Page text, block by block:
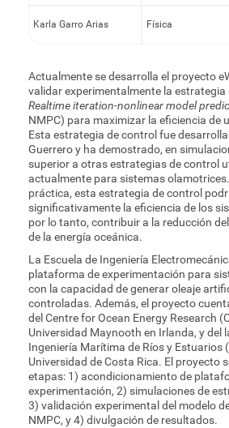
Karla Garro Arias Física
Actualmente se desarrolla el proyecto
validar experimentalmente la
Realtime iteration-nonlinear model
NMPC) para maximizar la eficiencia de
Esta estrategia de control fue
Guerrero y ha demostrado, en
superior a otras estrategias de control
actualmente para sistemas
práctica, esta estrategia de control
significativamente la eficiencia de los
por lo tanto, contribuir a la reducción
de la energía oceánica.
La Escuela de Ingeniería
plataforma de experimentación para
con la capacidad de generar oleaje
controladas. Además, el proyecto
del Centre for Ocean Energy Research
Universidad Maynooth en Irlanda, y del
Ingeniería Marítima de Ríos y Estuarios
Universidad de Costa Rica. El proyecto
etapas: 1) acondicionamiento de
experimentación, 2) simulaciones de
3) validación experimental del modelo
NMPC, y 4) divulgación de resultados.